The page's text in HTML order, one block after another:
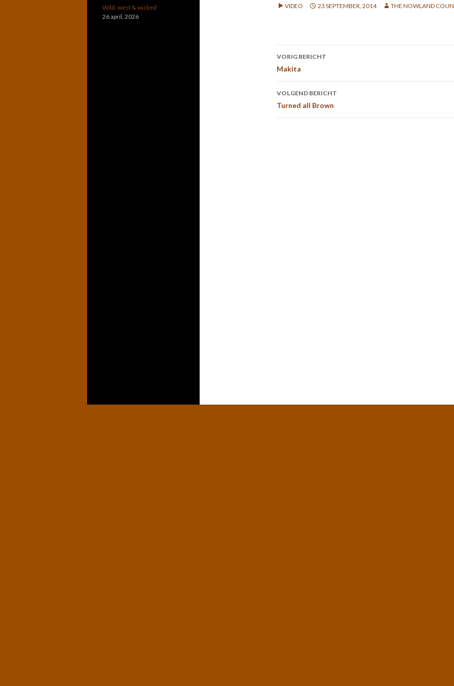
VIDEO 23 SEPTEMBER, 2014 THE NOWLAND
Bericht
navigatie
VORIG BERICHT
Makita
VOLGEND BERICHT
Turned all Brown
Wild, west & wicked
26 april, 2026